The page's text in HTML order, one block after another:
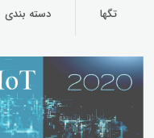
تگها دسته بندی